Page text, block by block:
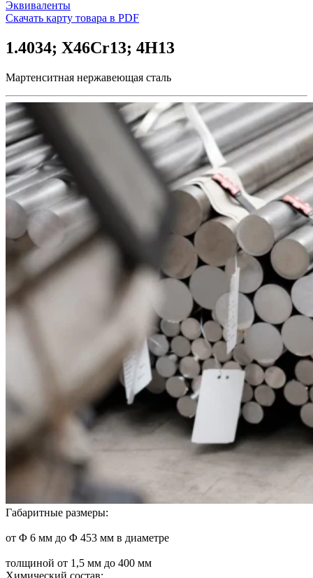
Эквиваленты
Скачать карту товара в PDF
1.4034; X46Cr13; 4H13
Мартенситная нержавеющая сталь
Габаритные размеры:
от Φ 6 мм до Φ 453 мм в диаметре
толщиной от 1,5 мм до 400 мм
Химический состав: